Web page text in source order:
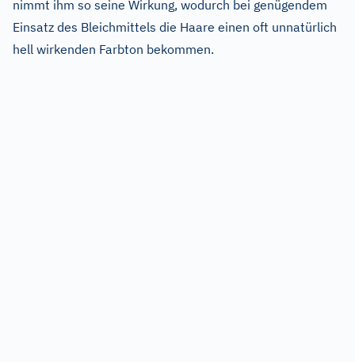
nimmt ihm so seine Wirkung, wodurch bei genügendem
Einsatz des Bleichmittels die Haare einen oft unnatürlich
hell wirkenden Farbton bekommen.